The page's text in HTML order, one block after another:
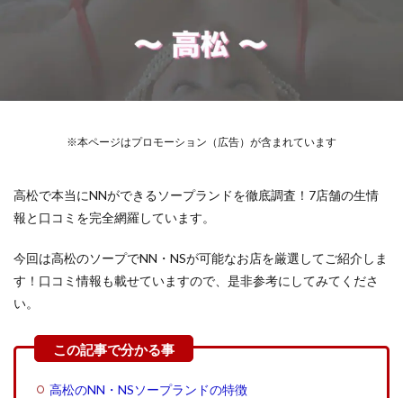
※本ページはプロモーション（広告）が含まれています
高松で本当にNNができるソープランドを徹底調査！7店舗の生情
報と口コミを完全網羅しています。
今回は高松のソープでNN・NSが可能なお店を厳選してご紹介しま
す！口コミ情報も載せていますので、是非参考にしてみてくださ
い。
高松のNN・NSソープランドの特徴